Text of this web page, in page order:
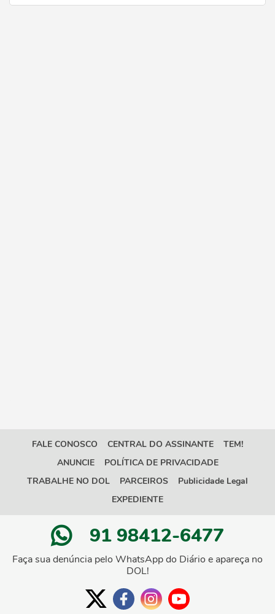
FALE CONOSCO CENTRAL DO ASSINANTE
TEM!
ANUNCIE
POLÍTICA DE PRIVACIDADE
TRABALHE NO DOL
PARCEIROS
Publicidade Legal
EXPEDIENTE
91 98412-6477
Faça sua denúncia pelo WhatsApp do Diário e apareça no
DOL!